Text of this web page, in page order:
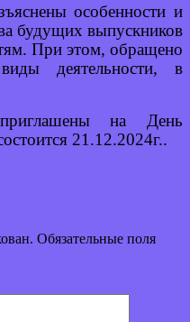
особенности и
будущих выпускников
При этом, обращено
деятельности, в
на День
21.12.2024г..
Обязательные поля